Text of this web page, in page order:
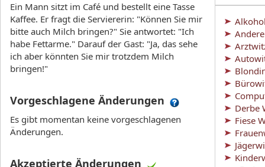
Derbe
Fiese
Ein Mann sitzt im Café und bestellt eine Tasse
Kaffee. Er fragt die Serviererin: "Können Sie mir
bitte auch Milch bringen?" Sie antwortet: "Ich
habe Fettarme." Darauf der Gast: "Ja, das sehe
ich aber könnten Sie mir trotzdem Milch
bringen!"
Vorgeschlagene Änderungen
Es gibt momentan keine vorgeschlagenen
Änderungen.
Akzeptierte Änderungen